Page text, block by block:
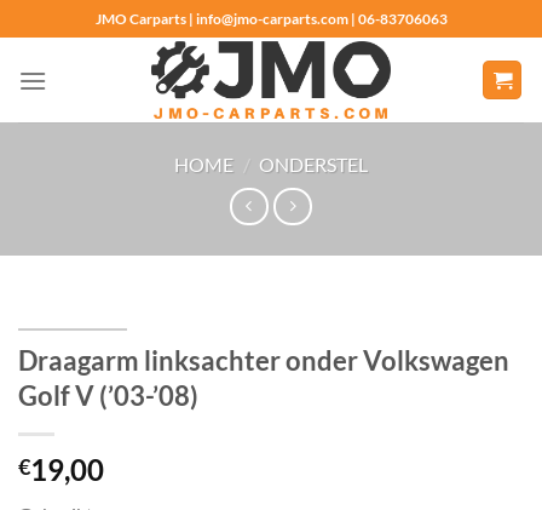
naar
inhoud
JMO Carparts | info@jmo-carparts.com | 06-83706063
HOME / ONDERSTEL
Draagarm linksachter onder Volkswagen
Golf V (’03-’08)
€19,00